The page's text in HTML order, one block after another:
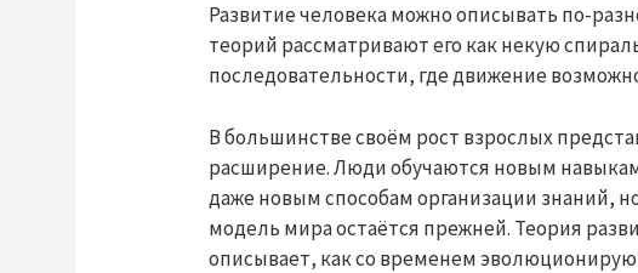
Развитие человека можно описывать по-
теорий рассматривают его как некую
последовательности, где движение
В большинстве своём рост взрослых
расширение. Люди обучаются новым
даже новым способам организации знаний,
модель мира остаётся прежней. Теория
описывает, как со временем